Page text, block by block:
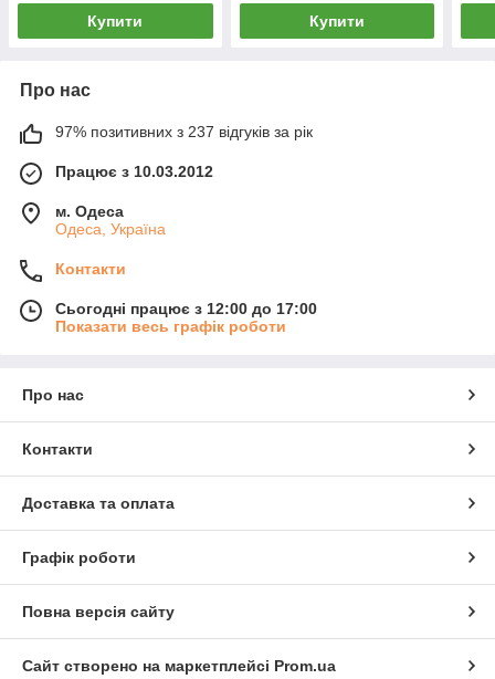
Купити Купити
Про нас
97% позитивних з 237 відгуків за рік
Працює з 10.03.2012
м. Одеса
Одеса, Україна
Контакти
Сьогодні працює з 12:00 до 17:00
Показати весь графік роботи
Про нас
Контакти
Доставка та оплата
Графік роботи
Повна версія сайту
Сайт створено на маркетплейсі Prom.ua